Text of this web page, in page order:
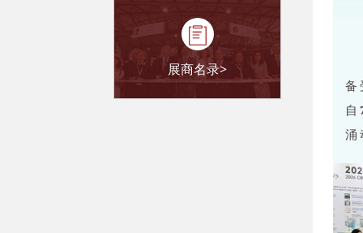
展商名录>
备
自
涌